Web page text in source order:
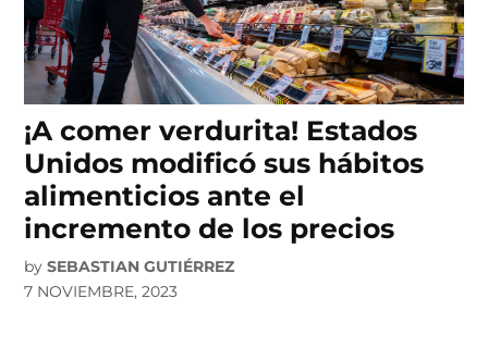
¡A comer verdurita! Estados
Unidos modificó sus hábitos
alimenticios ante el
incremento de los precios
by SEBASTIAN GUTIÉRREZ
7 NOVIEMBRE, 2023